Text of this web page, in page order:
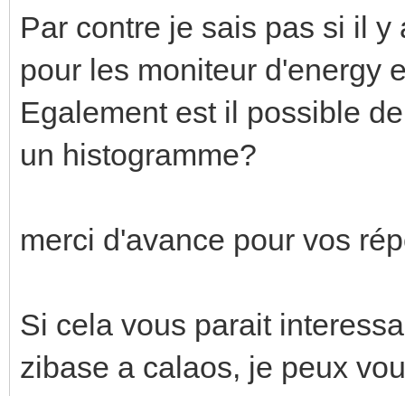
Par contre je sais pas si il
pour les moniteur d'energy
Egalement est il possible
un histogramme?
merci d'avance pour vos
Si cela vous parait
zibase a calaos, je peux